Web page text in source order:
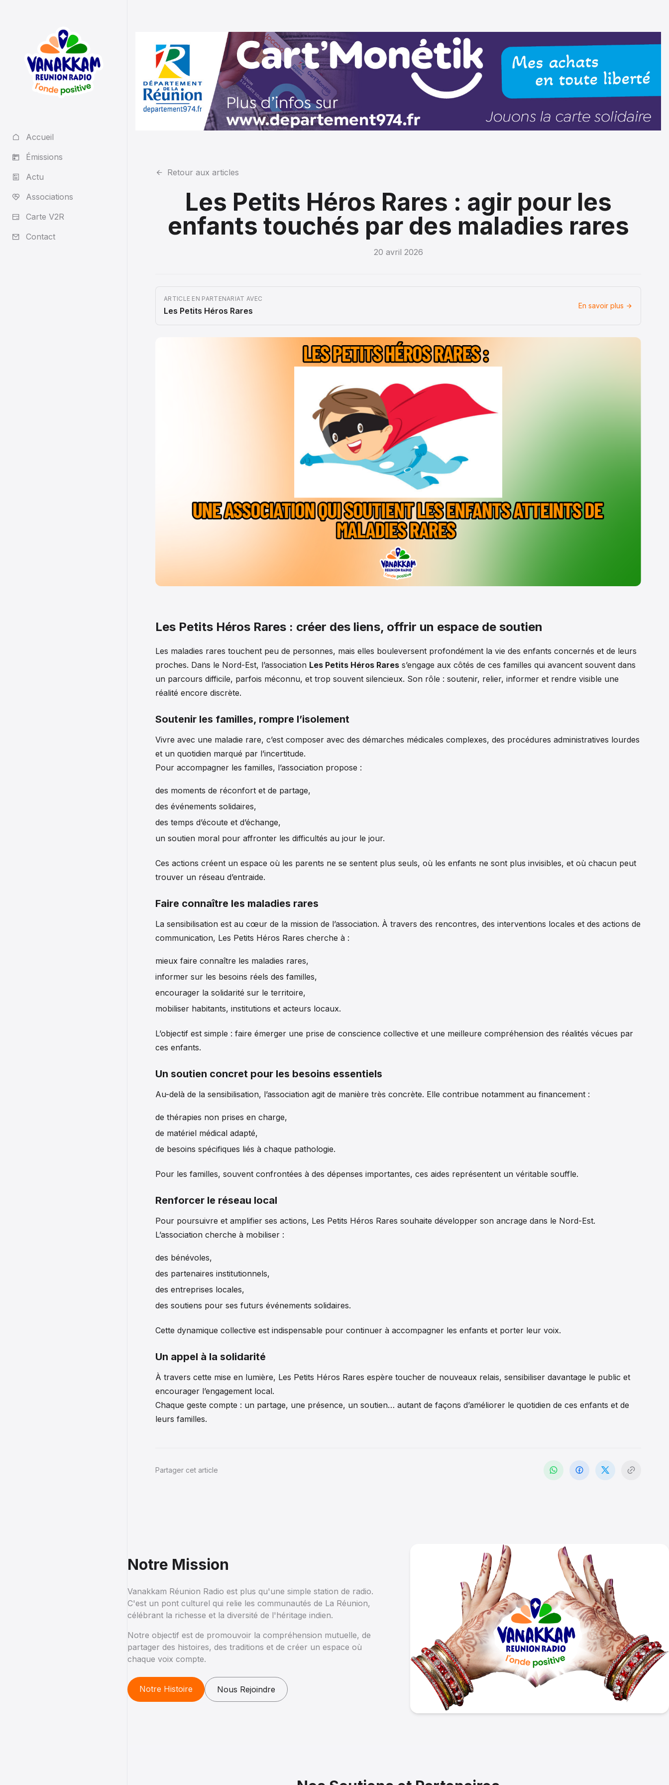
Accueil
Émissions
Actu
Associations
Carte V2R
Contact
Retour aux articles
Les Petits Héros Rares : agir pour les
enfants touchés par des maladies rares
20 avril 2026
ARTICLE EN PARTENARIAT AVEC
Les Petits Héros Rares
En savoir plus
Les Petits Héros Rares : créer des liens, offrir un espace de soutien
Les maladies rares touchent peu de personnes, mais elles bouleversent profondément la vie des enfants concernés et de leurs
proches. Dans le Nord-Est, l’association Les Petits Héros Rares s’engage aux côtés de ces familles qui avancent souvent dans
un parcours difficile, parfois méconnu, et trop souvent silencieux. Son rôle : soutenir, relier, informer et rendre visible une
réalité encore discrète.
Soutenir les familles, rompre l’isolement
Vivre avec une maladie rare, c’est composer avec des démarches médicales complexes, des procédures administratives lourdes
et un quotidien marqué par l’incertitude.
Pour accompagner les familles, l’association propose :
des moments de réconfort et de partage,
des événements solidaires,
des temps d’écoute et d’échange,
un soutien moral pour affronter les difficultés au jour le jour.
Ces actions créent un espace où les parents ne se sentent plus seuls, où les enfants ne sont plus invisibles, et où chacun peut
trouver un réseau d’entraide.
Faire connaître les maladies rares
La sensibilisation est au cœur de la mission de l’association. À travers des rencontres, des interventions locales et des actions de
communication, Les Petits Héros Rares cherche à :
mieux faire connaître les maladies rares,
informer sur les besoins réels des familles,
encourager la solidarité sur le territoire,
mobiliser habitants, institutions et acteurs locaux.
L’objectif est simple : faire émerger une prise de conscience collective et une meilleure compréhension des réalités vécues par
ces enfants.
Un soutien concret pour les besoins essentiels
Au-delà de la sensibilisation, l’association agit de manière très concrète. Elle contribue notamment au financement :
de thérapies non prises en charge,
de matériel médical adapté,
de besoins spécifiques liés à chaque pathologie.
Pour les familles, souvent confrontées à des dépenses importantes, ces aides représentent un véritable souffle.
Renforcer le réseau local
Pour poursuivre et amplifier ses actions, Les Petits Héros Rares souhaite développer son ancrage dans le Nord-Est.
L’association cherche à mobiliser :
des bénévoles,
des partenaires institutionnels,
des entreprises locales,
des soutiens pour ses futurs événements solidaires.
Cette dynamique collective est indispensable pour continuer à accompagner les enfants et porter leur voix.
Un appel à la solidarité
À travers cette mise en lumière, Les Petits Héros Rares espère toucher de nouveaux relais, sensibiliser davantage le public et
encourager l’engagement local.
Chaque geste compte : un partage, une présence, un soutien… autant de façons d’améliorer le quotidien de ces enfants et de
leurs familles.
Partager cet article
Notre Mission
Vanakkam Réunion Radio est plus qu'une simple station de radio.
C'est un pont culturel qui relie les communautés de La Réunion,
célébrant la richesse et la diversité de l'héritage indien.
Notre objectif est de promouvoir la compréhension mutuelle, de
partager des histoires, des traditions et de créer un espace où
chaque voix compte.
Notre Histoire Nous Rejoindre